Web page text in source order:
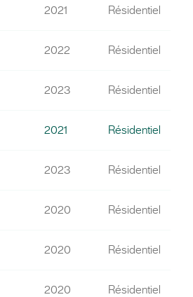
2021 Résidentiel
2022 Résidentiel
2023 Résidentiel
2021 Résidentiel
2023 Résidentiel
2020 Résidentiel
2020 Résidentiel
2020 Résidentiel